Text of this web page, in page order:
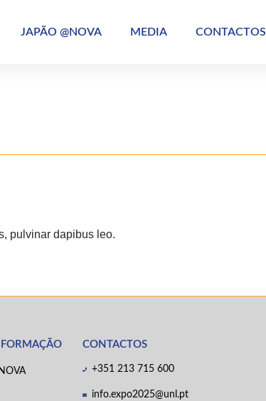
JAPÃO @NOVA MEDIA CONTACTOS
pulvinar dapibus leo.
CONTACTOS
+351 213 715 600
info.expo2025@unl.pt